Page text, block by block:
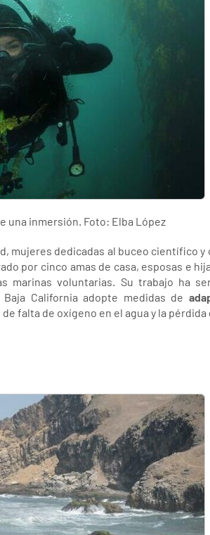
una inmersión. Foto: Elba López
mujeres dedicadas al buceo científico
por cinco amas de casa, esposas e
marinas voluntarias. Su trabajo ha
California adopte medidas de
falta de oxígeno en el agua y la